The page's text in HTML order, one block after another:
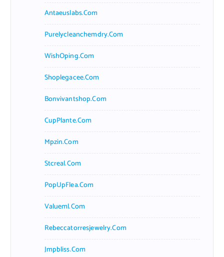
Antaeuslabs.com
Purelycleanchemdry.com
WishOping.com
Shoplegacee.com
Bonvivantshop.com
CupPlante.com
Mpzin.com
Stcreal.com
PopUpFlea.com
Valueml.com
Rebeccatorresjewelry.com
Jmpbliss.com